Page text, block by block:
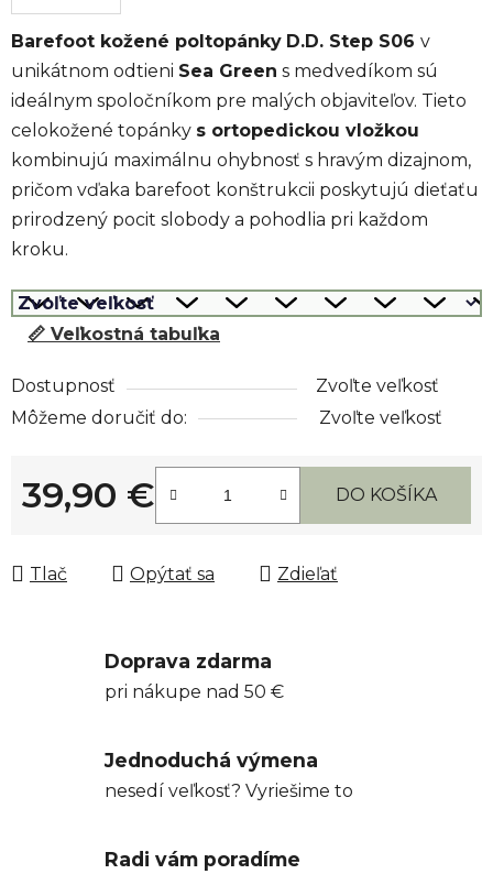
Barefoot kožené poltopánky D.D. Step S06 v
unikátnom odtieni Sea Green s medvedíkom sú
ideálnym spoločníkom pre malých objaviteľov. Tieto
celokožené topánky s ortopedickou vložkou
kombinujú maximálnu ohybnosť s hravým dizajnom,
pričom vďaka barefoot konštrukcii poskytujú dieťaťu
prirodzený pocit slobody a pohodlia pri každom
kroku.
📏 Veľkostná tabuľka
Dostupnosť
Zvoľte veľkosť
Môžeme doručiť do:
Zvoľte veľkosť
39,90 €
Jednotková cena:
DO KOŠÍKA
Tlač Opýtať sa Zdieľať
Doprava zdarma
pri nákupe nad 50 €
Jednoduchá výmena
nesedí veľkosť? Vyriešime to
Radi vám poradíme